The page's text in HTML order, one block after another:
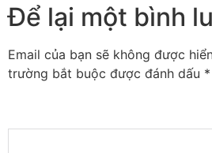
Để lại một bình
Email của bạn sẽ không được
trường bắt buộc được đánh dấu *